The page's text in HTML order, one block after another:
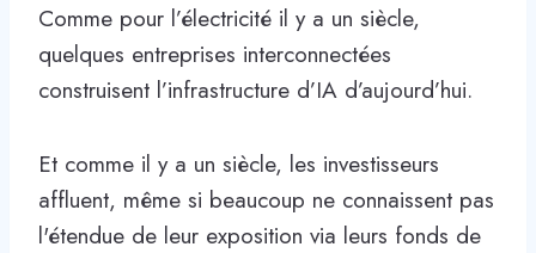
Comme pour l’électricité il y a un siècle,
quelques entreprises interconnectées
construisent l’infrastructure d’IA d’aujourd’hui.
Et comme il y a un siècle, les investisseurs
affluent, même si beaucoup ne connaissent pas
l'étendue de leur exposition via leurs fonds de